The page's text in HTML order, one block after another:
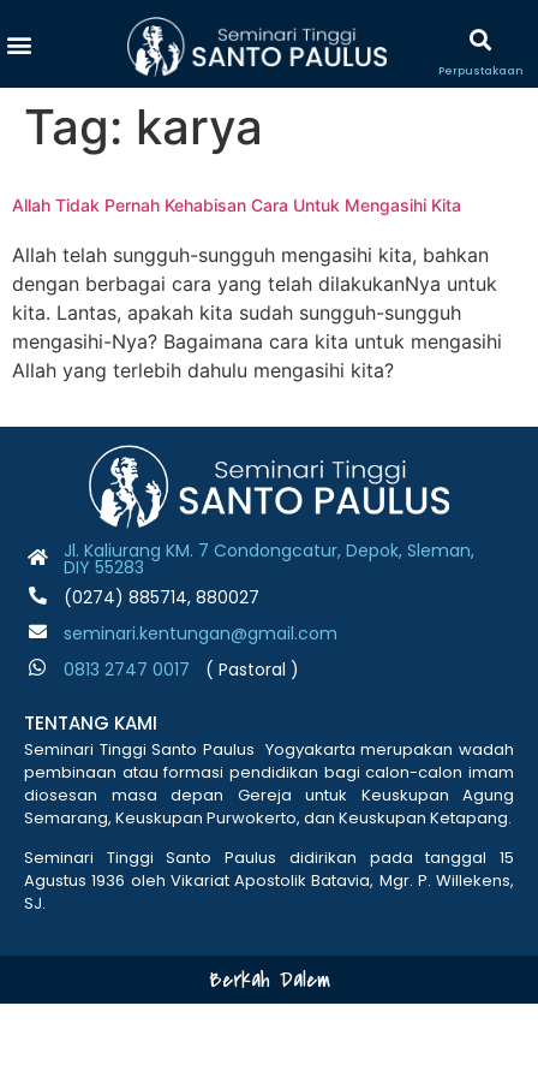
Perpustakaan
Tag: karya
Allah Tidak Pernah Kehabisan Cara Untuk Mengasihi Kita
Allah telah sungguh-sungguh mengasihi kita, bahkan
dengan berbagai cara yang telah dilakukanNya untuk
kita. Lantas, apakah kita sudah sungguh-sungguh
mengasihi-Nya? Bagaimana cara kita untuk mengasihi
Allah yang terlebih dahulu mengasihi kita?
Jl. Kaliurang KM. 7 Condongcatur, Depok, Sleman,
DIY 55283
(0274) 885714, 880027
seminari.kentungan@gmail.com
0813 2747 0017 ( Pastoral )
TENTANG KAMI
Seminari Tinggi Santo Paulus Yogyakarta merupakan wadah
pembinaan atau formasi pendidikan bagi calon-calon imam
diosesan masa depan Gereja untuk Keuskupan Agung
Semarang, Keuskupan Purwokerto, dan Keuskupan Ketapang.
Seminari Tinggi Santo Paulus didirikan pada tanggal 15
Agustus 1936 oleh Vikariat Apostolik Batavia, Mgr. P. Willekens,
SJ.
Berkah Dalem